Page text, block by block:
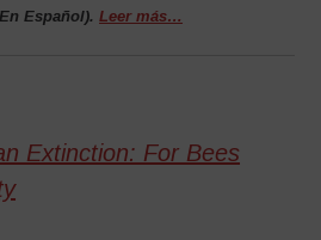
Español).Leer más…
Extinction: For Bees